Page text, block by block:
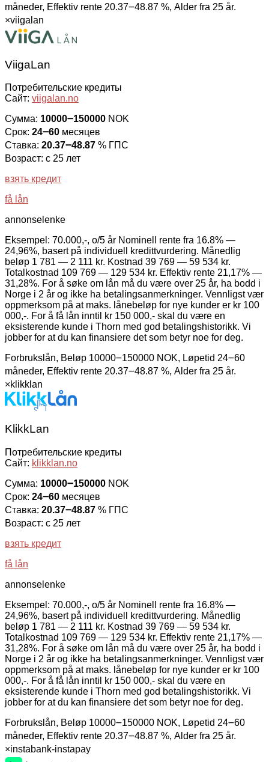
måneder, Effektiv rente 20.37౼48.87 %, Alder fra 25 år.
×viigalan
ViigaLan
Потребительские кредиты
Сайт: viigalan.no
Сумма: 10000౼150000 NOK
Срок: 24౼60 месяцев
Ставка: 20.37౼48.87 % ГПС
Возраст: с 25 лет
взять кредит
få lån
annonselenke
Eksempel: 70.000,-, o/5 år Nominell rente fra 16.8% —
24,96%, basert på individuell kredittvurdering. Månedlig
beløp 1 781 — 2 111 kr. Kostnad 39 769 — 59 534 kr.
Totalkostnad 109 769 — 129 534 kr. Effektiv rente 21,17% —
31,28%. For å søke om lån må du være over 25 år, ha bodd i
Norge i 2 år og ikke ha betalingsanmerkninger. Vennligst vær
oppmerksom på at maks. lånebeløp for nye kunder er kr 100
000,-. For å få lån inntil kr 150 000,- skal du være en
eksisterende kunde i Thorn med god betalingshistorikk. Vi
jobber for at du kan finansiere det som betyr noe for deg.
Forbrukslån, Beløp 10000౼150000 NOK, Løpetid 24౼60
måneder, Effektiv rente 20.37౼48.87 %, Alder fra 25 år.
×klikklan
KlikkLan
Потребительские кредиты
Сайт: klikklan.no
Сумма: 10000౼150000 NOK
Срок: 24౼60 месяцев
Ставка: 20.37౼48.87 % ГПС
Возраст: с 25 лет
взять кредит
få lån
annonselenke
Eksempel: 70.000,-, o/5 år Nominell rente fra 16.8% —
24,96%, basert på individuell kredittvurdering. Månedlig
beløp 1 781 — 2 111 kr. Kostnad 39 769 — 59 534 kr.
Totalkostnad 109 769 — 129 534 kr. Effektiv rente 21,17% —
31,28%. For å søke om lån må du være over 25 år, ha bodd i
Norge i 2 år og ikke ha betalingsanmerkninger. Vennligst vær
oppmerksom på at maks. lånebeløp for nye kunder er kr 100
000,-. For å få lån inntil kr 150 000,- skal du være en
eksisterende kunde i Thorn med god betalingshistorikk. Vi
jobber for at du kan finansiere det som betyr noe for deg.
Forbrukslån, Beløp 10000౼150000 NOK, Løpetid 24౼60
måneder, Effektiv rente 20.37౼48.87 %, Alder fra 25 år.
×instabank-instapay